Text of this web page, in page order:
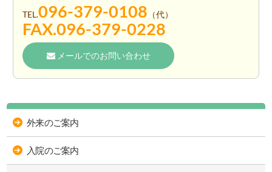
TEL.096-379-0108 （代）
FAX.096-379-0228
メールでのお問い合わせ
外来のご案内
入院のご案内